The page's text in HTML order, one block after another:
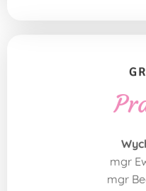
mgr
mgr